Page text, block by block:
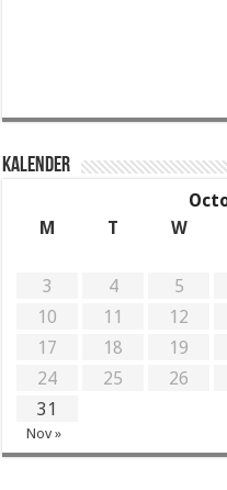
KALENDER
M
T W
3
4 5
10
11 12
17
18 19
24
25 26
31
Nov »